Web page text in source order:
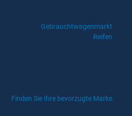
Gebrauchtwagenmarkt
Reifen
Finden Sie Ihre bevorzugte Marke